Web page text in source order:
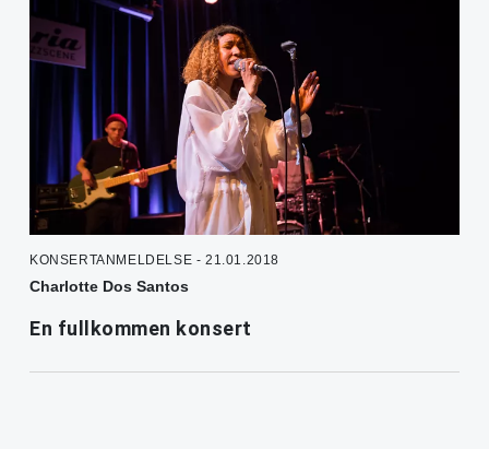
KONSERTANMELDELSE - 21.01.2018
Charlotte Dos Santos
En fullkommen konsert